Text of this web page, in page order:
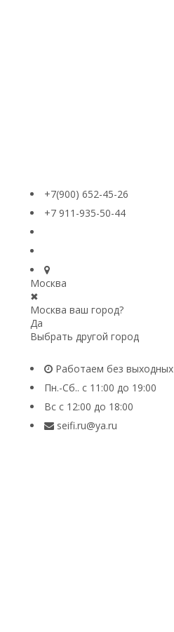
+7(900) 652-45-26
+7 911-935-50-44
Москва
✖
Москва ваш город?
Да
Выбрать другой город
Работаем без выходных
Пн.-Сб.. с 11:00 до 19:00
Вс с 12:00 до 18:00
seifi.ru@ya.ru